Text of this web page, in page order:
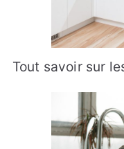
Tout savoir sur